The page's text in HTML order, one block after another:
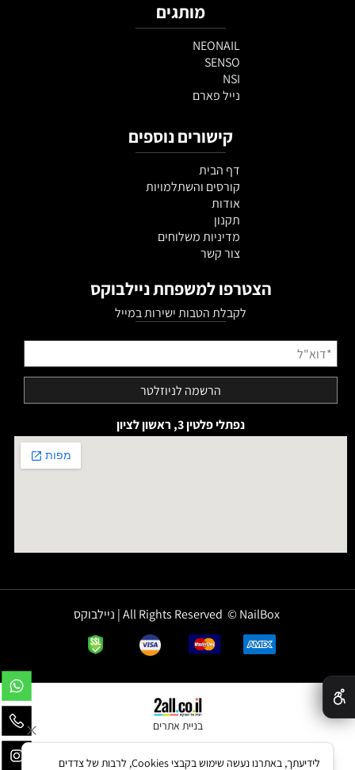
מותגים
NEONAIL
SENSO
NSI
נייל פארם
קישורים נוספים
דף הבית
קורסים והשתלמויות
אודות
תקנון
מדיניות משלוחים
צור קשר
הצטרפו למשפחת ניילבוקס
לקבלת הטבות ישירות במייל
נפתלי פלטין 3, ראשון לציון
All Rights Reserved © NailBox | ניילבוקס
בניית אתרים
לידיעתך, באתרנו נעשה שימוש בקבצי Cookies, לרבות של צדדים